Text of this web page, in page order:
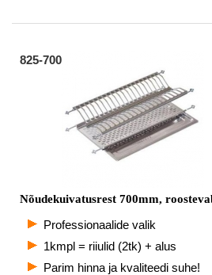
825-700
Nõudekuivatusrest 700mm,
Professionaalide valik
1kmpl = riiulid (2tk) + alus
Parim hinna ja kvaliteedi suhe!